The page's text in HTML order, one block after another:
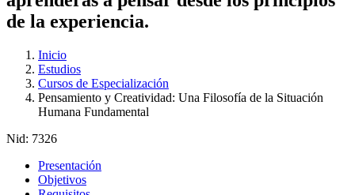
de la experiencia.
Inicio
Estudios
Cursos de Especialización
Pensamiento y Creatividad: Una Filosofía de la Situación
Humana Fundamental
Nid: 7326
Presentación
Objetivos